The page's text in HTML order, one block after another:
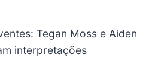
Tegan Moss e Aiden
interpretações